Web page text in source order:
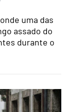
uma das
assado do
durante o